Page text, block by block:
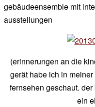
gebäudeensemble mit
ausstellungen
(erinnerungen an die
gerät habe ich in
fernsehen geschaut.
ein